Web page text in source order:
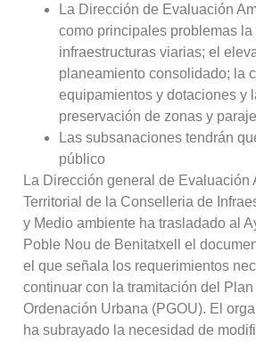
La Dirección de Evaluación
como principales problemas la
infraestructuras viarias; el
planeamiento consolidado; la
equipamientos y dotaciones y
preservación de zonas y
Las subsanaciones tendrán
público
La Dirección general de Evaluación
Territorial de la Conselleria de
y Medio ambiente ha trasladado al
Poble Nou de Benitatxell el
el que señala los requerimientos
continuar con la tramitación del
Ordenación Urbana (PGOU). El
ha subrayado la necesidad de